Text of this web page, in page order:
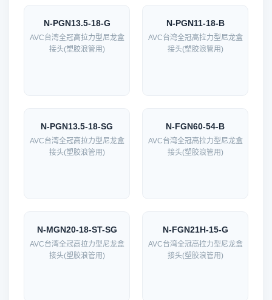
N-PGN13.5-18-G
AVC台湾全冠高拉力型尼龙盒
接头(塑胶浪管用)
N-PGN11-18-B
AVC台湾全冠高拉力型尼龙盒
接头(塑胶浪管用)
N-PGN13.5-18-SG
AVC台湾全冠高拉力型尼龙盒
接头(塑胶浪管用)
N-FGN60-54-B
AVC台湾全冠高拉力型尼龙盒
接头(塑胶浪管用)
N-MGN20-18-ST-SG
AVC台湾全冠高拉力型尼龙盒
接头(塑胶浪管用)
N-FGN21H-15-G
AVC台湾全冠高拉力型尼龙盒
接头(塑胶浪管用)